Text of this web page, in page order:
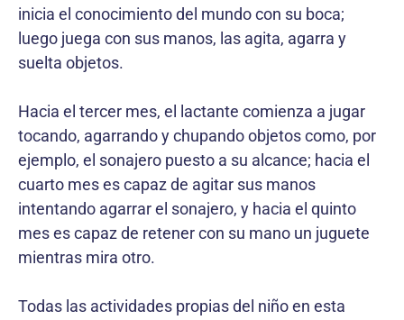
inicia el conocimiento del mundo con su boca;
luego juega con sus manos, las agita, agarra y
suelta objetos.
Hacia el tercer mes, el lactante comienza a jugar
tocando, agarrando y chupando objetos como, por
ejemplo, el sonajero puesto a su alcance; hacia el
cuarto mes es capaz de agitar sus manos
intentando agarrar el sonajero, y hacia el quinto
mes es capaz de retener con su mano un juguete
mientras mira otro.
Todas las actividades propias del niño en esta